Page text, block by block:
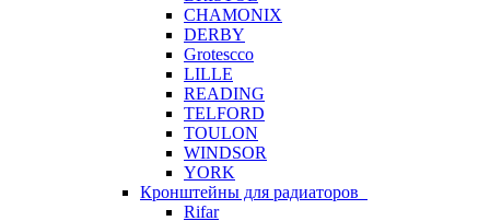
CHAMONIX
DERBY
Grotescco
LILLE
READING
TELFORD
TOULON
WINDSOR
YORK
Кронштейны для радиаторов
Rifar